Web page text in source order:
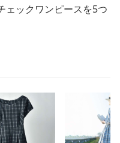
ェックワンピースを5つ